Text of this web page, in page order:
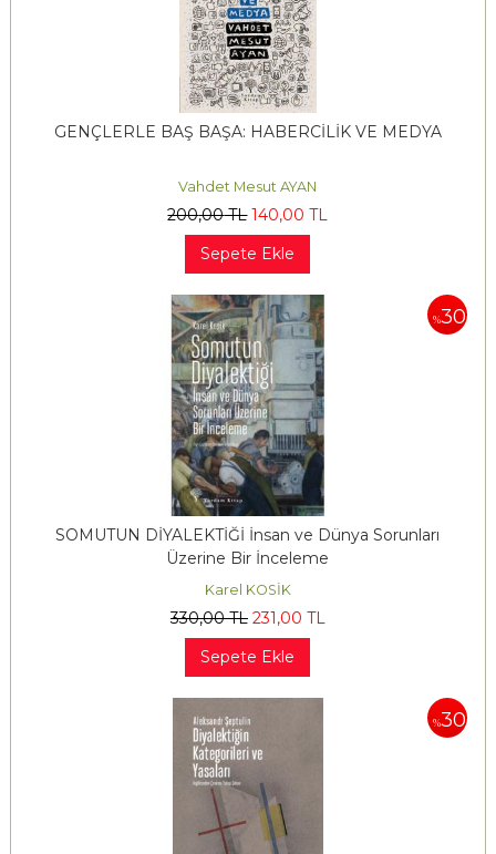
GENÇLERLE BAŞ BAŞA: HABERCİLİK VE MEDYA
Vahdet Mesut AYAN
200,00TL 140,00 TL
Sepete Ekle
%30
SOMUTUN DİYALEKTİĞİ İnsan ve Dünya Sorunları
Üzerine Bir İnceleme
Karel KOSİK
330,00TL 231,00 TL
Sepete Ekle
%30